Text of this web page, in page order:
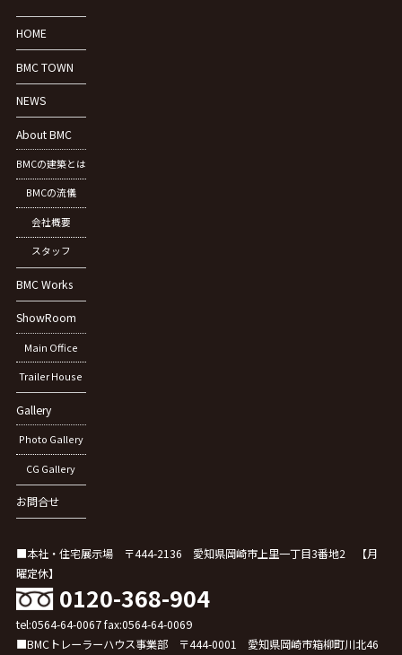
HOME
BMC TOWN
NEWS
About BMC
BMCの建築とは
BMCの流儀
会社概要
スタッフ
BMC Works
ShowRoom
Main Office
Trailer House
Gallery
Photo Gallery
CG Gallery
お問合せ
■本社・住宅展示場 〒444-2136 愛知県岡崎市上里一丁目3番地2 【月
曜定休】
0120-368-904
tel:0564-64-0067 fax:0564-64-0069
■BMCトレーラーハウス事業部 〒444-0001 愛知県岡崎市箱柳町川北46